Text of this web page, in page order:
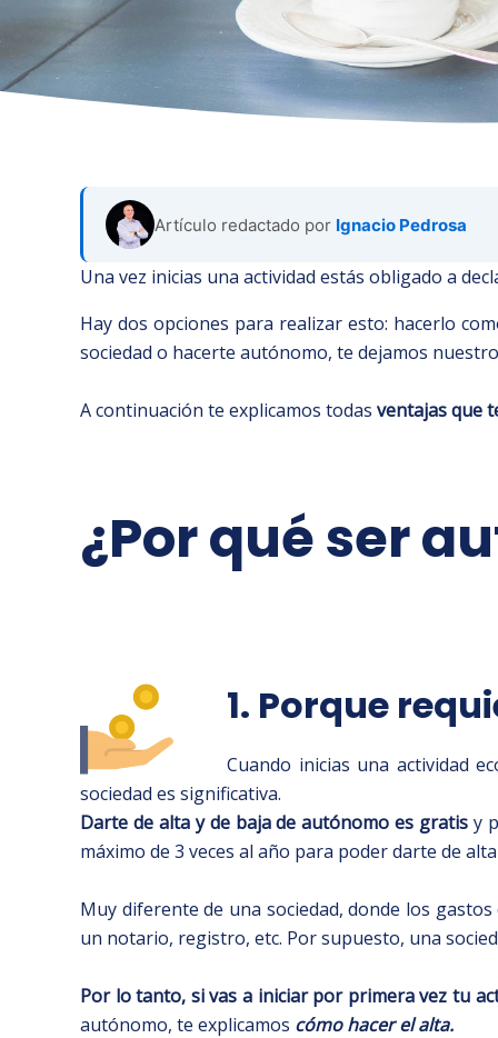
Artículo redactado por Ignacio Pedrosa
Una vez inicias una actividad estás obligado a
Hay dos opciones para realizar esto: hacerlo
sociedad o hacerte autónomo, te dejamos
A continuación te explicamos todas ventajas que
¿Por qué ser
1. Porque
Cuando inicias una actividad
sociedad es significativa.
Darte de alta y de baja de autónomo es gratis y
máximo de 3 veces al año para poder darte de
Muy diferente de una sociedad, donde los
un notario, registro, etc. Por supuesto, una
Por lo tanto, si vas a iniciar por primera vez tu
autónomo, te explicamos cómo hacer el alta.